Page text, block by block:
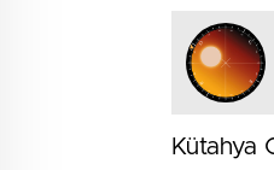
Kütahya